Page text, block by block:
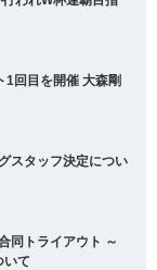
1回目を開催 大森剛
スタッフ決定につい
同トライアウト ～
いて